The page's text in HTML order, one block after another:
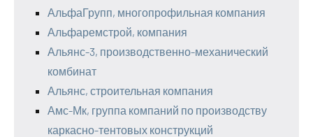
АльфаГрупп, многопрофильная компания
Альфаремстрой, компания
Альянс-3, производственно-механический
комбинат
Альянс, строительная компания
Амс-Мк, группа компаний по производству
каркасно-тентовых конструкций